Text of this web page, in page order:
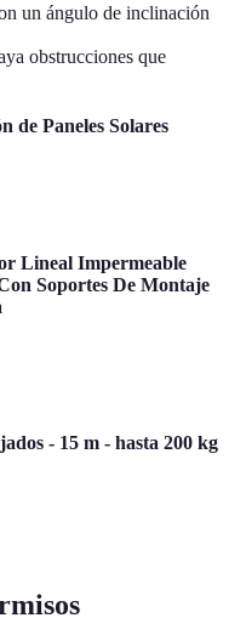
un ángulo de inclinación
obstrucciones que
Paneles Solares
Lineal Impermeable
Soportes De Montaje
- 15 m - hasta 200 kg